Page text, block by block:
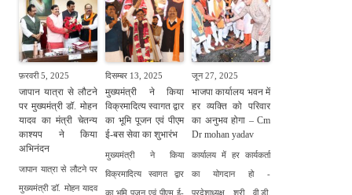
फ़रवरी 5, 2025
जापान यात्रा से लौटने
पर मुख्यमंत्री डॉ. मोहन
यादव का मंत्री चेतन्य
काश्यप ने किया
अभिनंदन
जापान यात्रा से लौटने पर
मुख्यमंत्री डॉ. मोहन यादव
दिसम्बर 13, 2025
मुख्यमंत्री ने किया
विक्रमादित्य स्वागत द्वार
का भूमि पूजन एवं पीएम
ई-बस सेवा का शुभारंभ
मुख्यमंत्री ने किया
विक्रमादित्य स्वागत द्वार
का भूमि पूजन एवं पीएम ई-
जून 27, 2025
भाजपा कार्यालय भवन में
हर व्यक्ति को परिवार
का अनुभव होगा – Cm
Dr mohan yadav
कार्यालय में हर कार्यकर्ता
का योगदान हो -
प्रदेशाध्यक्ष श्री वी.डी.